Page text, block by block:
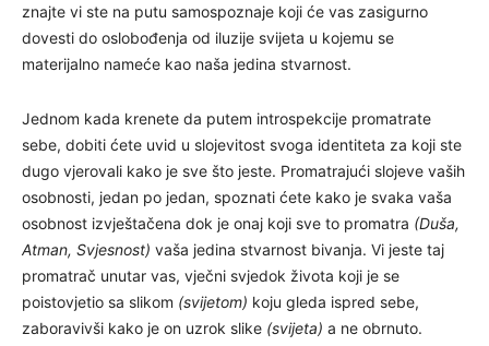
znajte vi ste na putu samospoznaje koji će vas zasigurno
dovesti do oslobođenja od iluzije svijeta u kojemu se
materijalno nameće kao naša jedina stvarnost.
Jednom kada krenete da putem introspekcije promatrate
sebe, dobiti ćete uvid u slojevitost svoga identiteta za koji ste
dugo vjerovali kako je sve što jeste. Promatrajući slojeve vaših
osobnosti, jedan po jedan, spoznati ćete kako je svaka vaša
osobnost izvještačena dok je onaj koji sve to promatra (Duša,
Atman, Svjesnost) vaša jedina stvarnost bivanja. Vi jeste taj
promatrač unutar vas, vječni svjedok života koji je se
poistovjetio sa slikom (svijetom) koju gleda ispred sebe,
zaboravivši kako je on uzrok slike (svijeta) a ne obrnuto.